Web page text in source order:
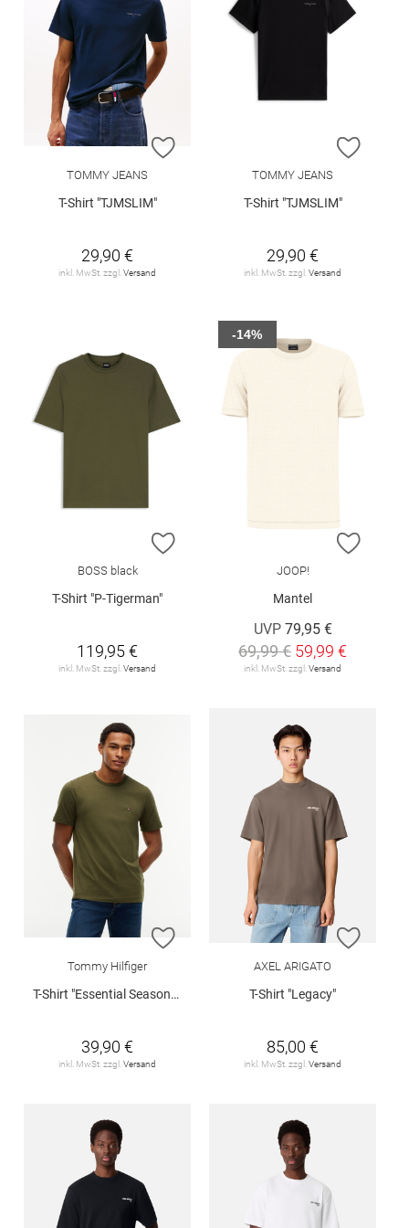
ZUR WUNSCHLISTE HINZUFÜGEN
TOMMY JEANS
T-Shirt "TJMSLIM"
29,90 €
inkl. MwSt. zzgl. Versand
ZUR
TOMMY JEANS
T-Shirt "TJMSLIM"
29,90 €
inkl. MwSt. zzgl. Versand
ZUR WUNSCHLISTE HINZUFÜGEN
BOSS black
T-Shirt "P-Tigerman"
119,95 €
inkl. MwSt. zzgl. Versand
ZUR
JOOP!
Mantel
UVP 79,95 €
69,99 € 59,99 €
inkl. MwSt. zzgl. Versand
-14%
ZUR WUNSCHLISTE HINZUFÜGEN
Tommy Hilfiger
T-Shirt "Essential Seasonal"
39,90 €
inkl. MwSt. zzgl. Versand
ZUR
AXEL ARIGATO
T-Shirt "Legacy"
85,00 €
inkl. MwSt. zzgl. Versand